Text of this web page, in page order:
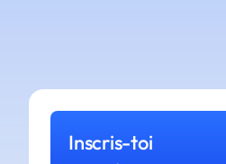
Inscris-toi